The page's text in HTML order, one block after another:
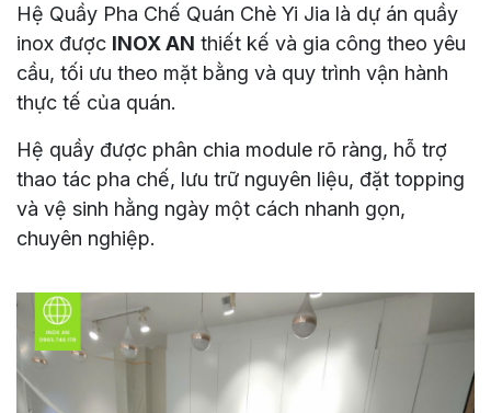
Hệ Quầy Pha Chế Quán Chè Yi Jia là dự án quầy
inox được INOX AN thiết kế và gia công theo yêu
cầu, tối ưu theo mặt bằng và quy trình vận hành
thực tế của quán.
Hệ quầy được phân chia module rõ ràng, hỗ trợ
thao tác pha chế, lưu trữ nguyên liệu, đặt topping
và vệ sinh hằng ngày một cách nhanh gọn,
chuyên nghiệp.